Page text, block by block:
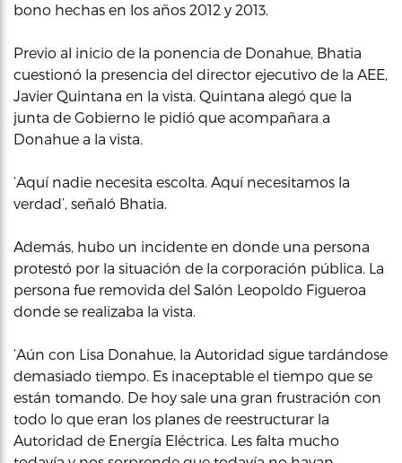
bono hechas en los años 2012 y 2013.
Previo al inicio de la ponencia de Donahue, Bhatia
cuestionó la presencia del director ejecutivo de la AEE,
Javier Quintana en la vista. Quintana alegó que la
junta de Gobierno le pidió que acompañara a
Donahue a la vista.
‘Aquí nadie necesita escolta. Aquí necesitamos la
verdad’, señaló Bhatia.
Además, hubo un incidente en donde una persona
protestó por la situación de la corporación pública. La
persona fue removida del Salón Leopoldo Figueroa
donde se realizaba la vista.
‘Aún con Lisa Donahue, la Autoridad sigue tardándose
demasiado tiempo. Es inaceptable el tiempo que se
están tomando. De hoy sale una gran frustración con
todo lo que eran los planes de reestructurar la
Autoridad de Energía Eléctrica. Les falta mucho